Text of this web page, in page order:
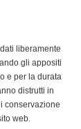
liberamente
gli appositi
e per la durata
distrutti in
conservazione
web.